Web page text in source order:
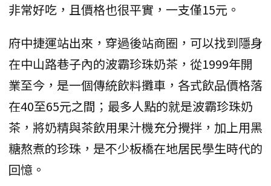
非常好吃，且價格也很平實，一支僅15元。
府中捷運站出來，穿過後站商圈，可以找到隱身
在中山路巷子內的波霸珍珠奶茶，從1999年開
業至今，是一個傳統飲料攤車，各式飲品價格落
在40至65元之間；最多人點的就是波霸珍珠奶
茶，將奶精與茶飲用果汁機充分攪拌，加上用黑
糖熬煮的珍珠，是不少板橋在地居民學生時代的
回憶。